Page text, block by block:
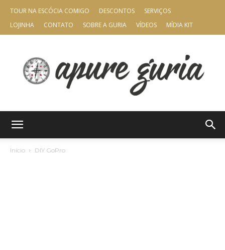
TOUR NA ESCÓCIA COMIGO DESCONTOS
SERVIÇOS
LOJINHA
CONTATO SOBRE A GURIA VÍDEOS MÍDIA KIT
Início DIY GoPro